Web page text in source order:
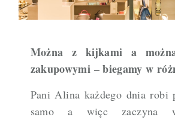
Można z kijkami a
zakupowymi – biegamy w
Pani Alina każdego dnia robi
samo a więc zaczyna